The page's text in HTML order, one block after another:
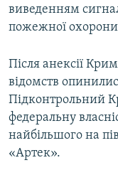
виведенням
пожежної
Після анексії
відомств
Підконтрольний
федеральну
найбільшого на
«Артек».